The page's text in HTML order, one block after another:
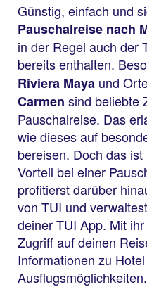
Günstig, einfach und
Pauschalreise nach
in der Regel auch der
bereits enthalten.
Riviera Maya und
Carmen sind beliebte
Pauschalreise. Das
wie dieses auf
bereisen. Doch das
Vorteil bei einer
profitierst darüber
von TUI und
deiner TUI App. Mit
Zugriff auf deinen
Informationen zu